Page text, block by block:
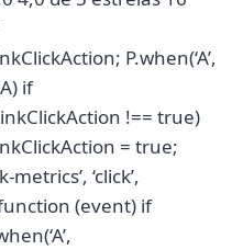
P.when(‘A’,
if
!== true)
= true;
‘click’,
(event) if